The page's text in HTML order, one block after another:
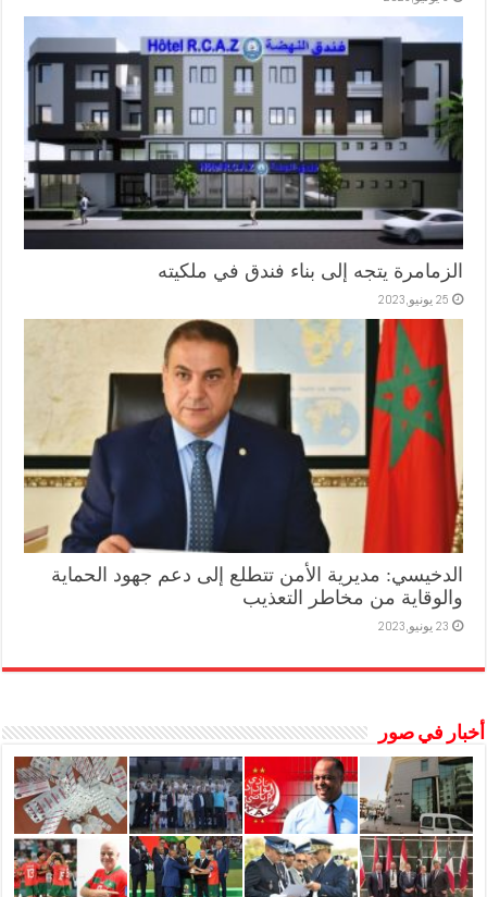
الزمامرة يتجه إلى بناء فندق في ملكيته
25 يونيو,2023
الدخيسي: مديرية الأمن تتطلع إلى دعم جهود الحماية
والوقاية من مخاطر التعذيب
23 يونيو,2023
أخبار في صور